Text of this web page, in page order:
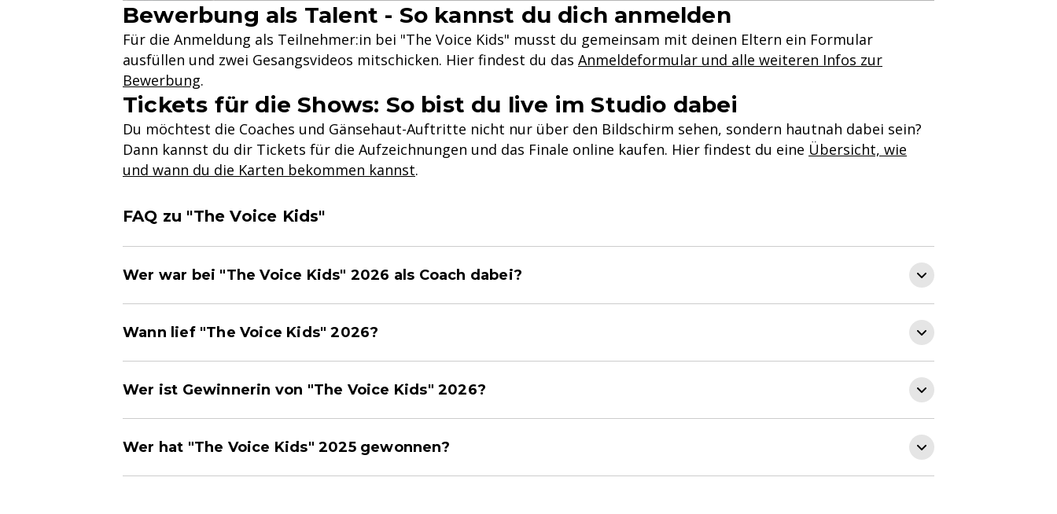
Bewerbung als Talent - So kannst du dich anmelden
Für die Anmeldung als Teilnehmer:in bei "The Voice Kids" musst du gemeinsam mit deinen Eltern ein Formular
ausfüllen und zwei Gesangsvideos mitschicken. Hier findest du das Anmeldeformular und alle weiteren Infos zur
Bewerbung.
Tickets für die Shows: So bist du live im Studio dabei
Du möchtest die Coaches und Gänsehaut-Auftritte nicht nur über den Bildschirm sehen, sondern hautnah dabei sein?
Dann kannst du dir Tickets für die Aufzeichnungen und das Finale online kaufen. Hier findest du eine Übersicht, wie
und wann du die Karten bekommen kannst.
FAQ zu "The Voice Kids"
Wer war bei "The Voice Kids" 2026 als Coach dabei?
Wann lief "The Voice Kids" 2026?
Wer ist Gewinnerin von "The Voice Kids" 2026?
Wer hat "The Voice Kids" 2025 gewonnen?